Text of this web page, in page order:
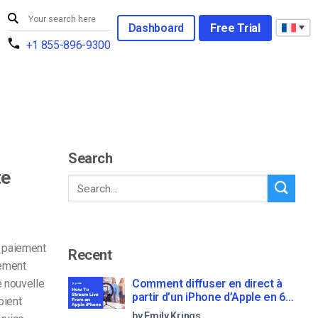
+1 855-896-9300
Dashboard Free Trial
nouvelle
Search
Recent
Comment diffuser en direct à
partir d’un iPhone d’Apple en 6
étapes faciles
by Emily Krings